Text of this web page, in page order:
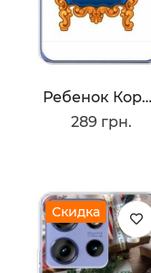
Ребенок Король
289 грн.
Скидка